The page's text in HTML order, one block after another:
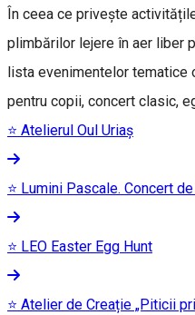
În ceea ce privește
plimbărilor lejere în aer liber
lista evenimentelor tematice
pentru copii, concert clasic,
⭐ Atelierul Oul Uriaș
⭐ Lumini Pascale. Concert
⭐ LEO Easter Egg Hunt
⭐ Atelier de Creație „Piticii